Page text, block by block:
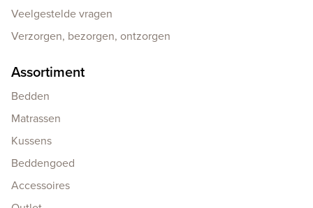
Veelgestelde vragen
Verzorgen, bezorgen, ontzorgen
Assortiment
Bedden
Matrassen
Kussens
Beddengoed
Accessoires